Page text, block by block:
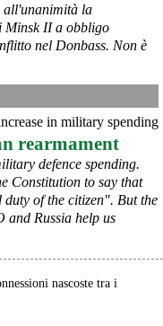
dopo la chiusura
un
le conseguenze
dell’area a caldo e ha
formulare proposte
valuta positivamente
all'unanimità la
Minsk II a obbligo
nel Donbass. Non è
in military spending
rearmament
defence spending.
Constitution to say that
duty of the citizen". But the
and Russia help us
nascoste tra i